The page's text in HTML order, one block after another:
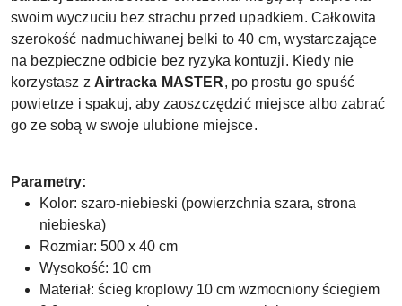
swoim wyczuciu bez strachu przed upadkiem. Całkowita
szerokość nadmuchiwanej belki to 40 cm, wystarczające
na bezpieczne odbicie bez ryzyka kontuzji. Kiedy nie
korzystasz z Airtracka MASTER, po prostu go spuść
powietrze i spakuj, aby zaoszczędzić miejsce albo zabrać
go ze sobą w swoje ulubione miejsce.
Parametry:
Kolor: szaro-niebieski (powierzchnia szara, strona
niebieska)
Rozmiar: 500 x 40 cm
Wysokość: 10 cm
Materiał: ścieg kroplowy 10 cm wzmocniony ściegiem